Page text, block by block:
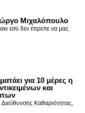
Μιχαλόπουλο
εσύ δεν έπρεπε να μας
για 10 μέρες η
και
Καθαριότητας,